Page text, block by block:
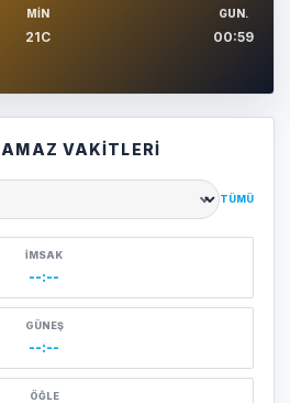
MIN
21C
GUN.
00:59
VAKITLERI
TÜMÜ
İMSAK
--:--
GÜNEŞ
--:--
ÖĞLE